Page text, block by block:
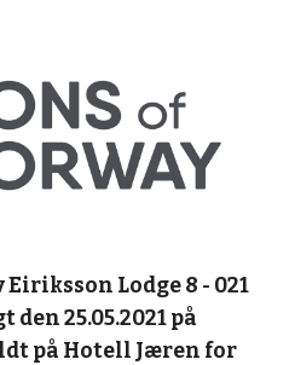
Eiriksson Lodge 8 - 021
25.05.2021 på
på Hotell Jæren for